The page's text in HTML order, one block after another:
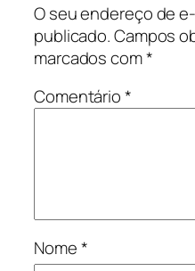
O seu endereço de
publicado.Campos
marcados com*
Comentário*
Nome*